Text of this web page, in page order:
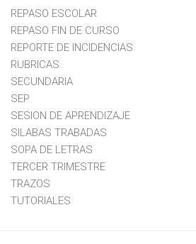
REPASO ESCOLAR
REPASO FIN DE CURSO
REPORTE DE INCIDENCIAS
RUBRICAS
SECUNDARIA
SEP
SESION DE APRENDIZAJE
SILABAS TRABADAS
SOPA DE LETRAS
TERCER TRIMESTRE
TRAZOS
TUTORIALES